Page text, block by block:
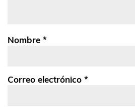
Nombre *
Correo electrónico *